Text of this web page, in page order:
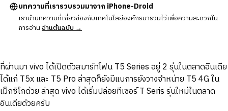
บทความที่เรารวบรวมมาจาก iPhone-Droid
เรานำบทความที่เกี่ยวข้องกับเทคโนโลยีองค์กรมารวมไว้เพื่อความสะดวกใน
การอ่านอ่านต้นฉบับ →
ที่ผ่านมา vivo ได้เปิดตัวสมาร์ทโฟน T5 Series อยู่ 2 รุ่นในตลาดอินเดีย
ได้แก่ T5x และ T5 Pro ล่าสุดก็ยังมีแบการยังวางจำหน่าย T5 4G ใน
เม็กซิโกด้วย ล่าสุด vivo ได้เริ่มปล่อยทีเซอร์ T Seris รุ่นใหม่ในตลาด
อินเดียด้วยครับ